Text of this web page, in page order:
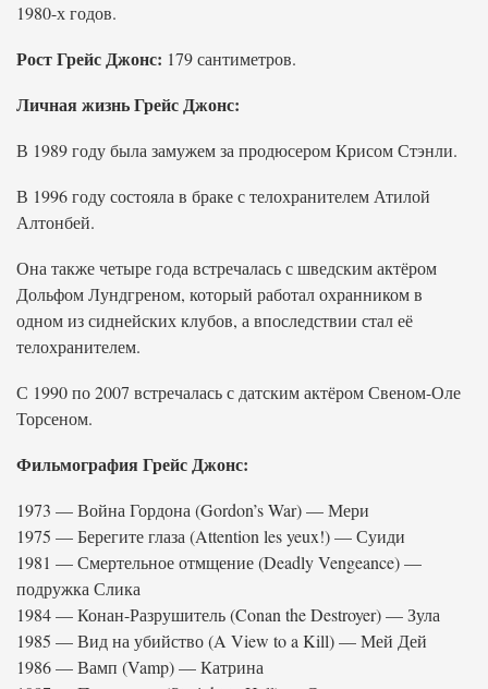
1980-х годов.
Рост Грейс Джонс: 179 сантиметров.
Личная жизнь Грейс Джонс:
В 1989 году была замужем за продюсером Крисом Стэнли.
В 1996 году состояла в браке с телохранителем Атилой
Алтонбей.
Она также четыре года встречалась с шведским актёром
Дольфом Лундгреном, который работал охранником в
одном из сиднейских клубов, а впоследствии стал её
телохранителем.
С 1990 по 2007 встречалась с датским актёром Свеном-Оле
Торсеном.
Фильмография Грейс Джонс:
1973 — Война Гордона (Gordon’s War) — Мери
1975 — Берегите глаза (Attention les yeux!) — Суиди
1981 — Смертельное отмщение (Deadly Vengeance) —
подружка Слика
1984 — Конан-Разрушитель (Conan the Destroyer) — Зула
1985 — Вид на убийство (A View to a Kill) — Мей Дей
1986 — Вамп (Vamp) — Катрина